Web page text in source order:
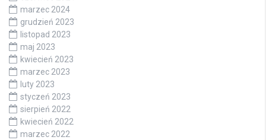
marzec 2024
grudzień 2023
listopad 2023
maj 2023
kwiecień 2023
marzec 2023
luty 2023
styczeń 2023
sierpień 2022
kwiecień 2022
marzec 2022